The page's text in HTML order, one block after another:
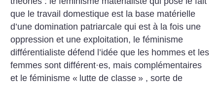
que le travail domestique est la base matérielle
d’une domination patriarcale qui est à la fois une
oppression et une exploitation, le féminisme
différentialiste défend l’idée que les hommes et les
femmes sont différent·es, mais complémentaires
et le féminisme « lutte de classe » , sorte de